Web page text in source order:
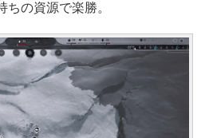
の資源で楽勝。